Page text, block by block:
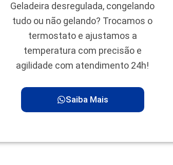
Geladeira desregulada, congelando
tudo ou não gelando? Trocamos o
termostato e ajustamos a
temperatura com precisão e
agilidade com atendimento 24h!
Saiba Mais